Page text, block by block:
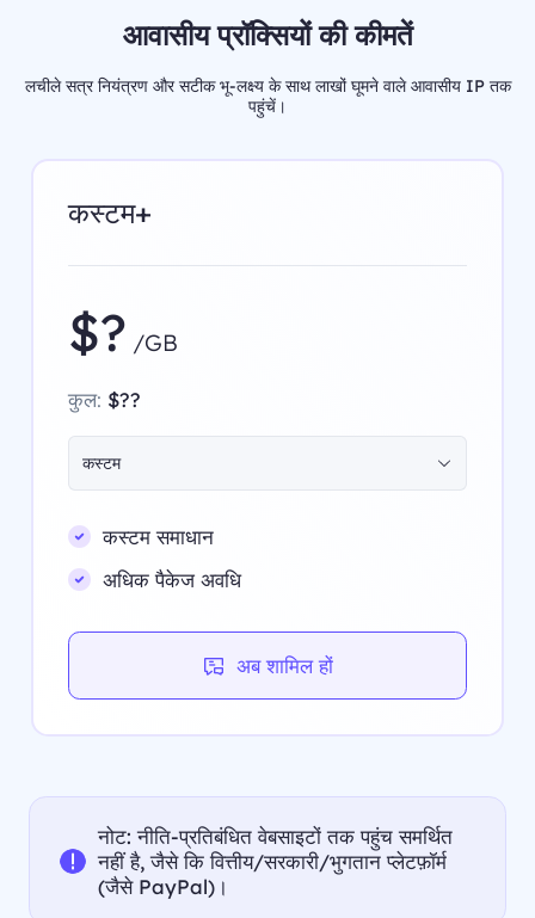
आवासीय प्रॉक्सियों की कीमतें
लचीले सत्र नियंत्रण और सटीक भू-लक्ष्य के साथ लाखों घूमने वाले आवासीय IP तक
पहुंचें।
कस्टम+
$? /GB
कुल: $??
कस्टम
कस्टम समाधान
अधिक पैकेज अवधि
अब शामिल हों
नोट: नीति-प्रतिबंधित वेबसाइटों तक पहुंच समर्थित
नहीं है, जैसे कि वित्तीय/सरकारी/भुगतान प्लेटफ़ॉर्म
(जैसे PayPal)।